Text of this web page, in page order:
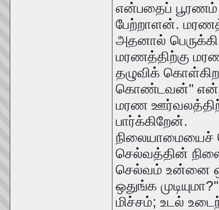
என்பதைப் பூரணம்
பேற்றாளன்.
அதனால்
மரணத்திற்கு
தழுவிக்
கொண்டவன்'' என்ற
மரண
பார்க்கிறேன்.
நிலையாமையைச்
செல்வத்தின்
செல்வம் உன்னை
ஒதுங்க
மிச்சம்; உடல்